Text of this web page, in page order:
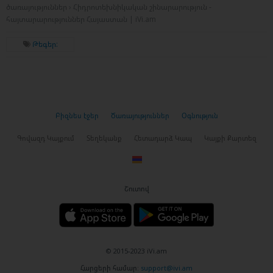
Թեգեր:
Բիզնես էջեր Ծառայություններ Օգնություն
Գովազդ Կայքում Տեղեկանք Հետադարձ Կապ Կայքի Քարտեզ
Շուտով
© 2015-2023 iVi.am
Հարցերի համար: support@ivi.am